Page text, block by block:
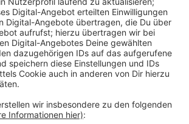
zu halten, muss das Wasser in ein
in der Gustav-Heinemann-Straße
Deswegen steht dem Verkehr
Wochen nur eine Fahrspur zur
stadteinwärts. Die Arbeiten sollen
abgeschlossen sein.